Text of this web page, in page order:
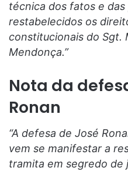
técnica dos fatos e das
restabelecidos os
constitucionais do Sgt.
Mendonça.”
Nota da
Ronan
“A defesa de José
vem se manifestar a
tramita em segredo de